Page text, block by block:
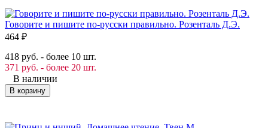
Говорите и пишите по-русски правильно. Розенталь Д.Э.
464 ₽
418 руб. - более 10 шт.
371 руб. - более 20 шт.
В наличии
В корзину